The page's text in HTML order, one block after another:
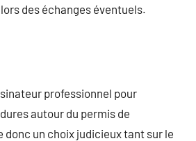
des échanges éventuels.
professionnel pour
autour du permis de
un choix judicieux tant sur le